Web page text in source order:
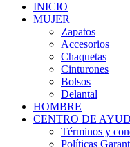
INICIO
MUJER
Zapatos
Accesorios
Chaquetas
Cinturones
Bolsos
Delantal
HOMBRE
CENTRO DE
Términos y
Políticas